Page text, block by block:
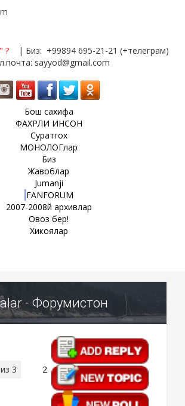
?
| Биз: +99894 695-21-21 (+телеграм)
sayyod@gmail.com
Бош сахифа
ФАХРЛИ ИНСОН
Суратгох
МОНОЛОГлар
Биз
Жавоблар
Jumanji
FANFORUM
2007-2008й архивлар
Овоз бер!
Хикоялар
- Форумистон
из 3
2